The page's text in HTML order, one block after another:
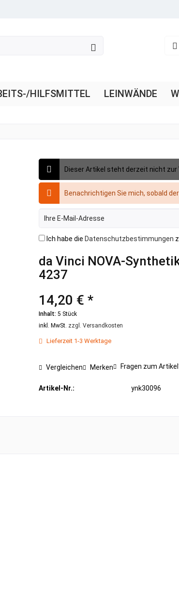
HILFSMITTEL LEINWÄNDE
Dieser Artikel steht derzeit nicht zur
Benachrichtigen Sie mich, sobald
Ich habe die Datenschutzbestimmungen
da Vinci NOVA-
4237
14,20 € *
Inhalt: 5 Stück
inkl. MwSt. zzgl. Versandkosten
Lieferzeit 1-3 Werktage
Vergleichen Merken Fragen zum
Artikel-Nr.: ynk30096